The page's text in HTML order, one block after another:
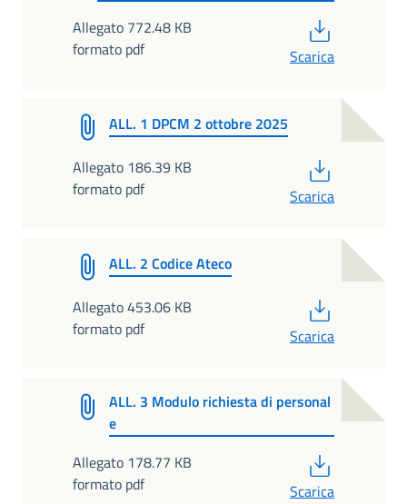
Allegato 772.48 KB
formato pdf
Scarica
ALL. 1 DPCM 2 ottobre 2025
Allegato 186.39 KB
formato pdf
Scarica
ALL. 2 Codice Ateco
Allegato 453.06 KB
formato pdf
Scarica
ALL. 3 Modulo richiesta di personal
e
Allegato 178.77 KB
formato pdf
Scarica